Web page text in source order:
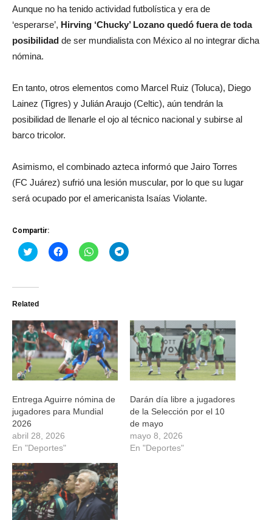
Aunque no ha tenido actividad futbolística y era de
‘esperarse’, Hirving ‘Chucky’ Lozano quedó fuera de toda
posibilidad de ser mundialista con México al no integrar dicha
nómina.
En tanto, otros elementos como Marcel Ruiz (Toluca), Diego
Lainez (Tigres) y Julián Araujo (Celtic), aún tendrán la
posibilidad de llenarle el ojo al técnico nacional y subirse al
barco tricolor.
Asimismo, el combinado azteca informó que Jairo Torres
(FC Juárez) sufrió una lesión muscular, por lo que su lugar
será ocupado por el americanista Isaías Violante.
Compartir:
Haz
clic
Twitter
abre
una
ventana
nueva)
Haz
clic
una
ventana
nueva)
Haz
clic
una
ventana
nueva)
Haz
clic
una
ventana
nueva)
Related
Entrega Aguirre nómina de
jugadores para Mundial
2026
abril 28, 2026
En "Deportes"
Darán día libre a jugadores
de la Selección por el 10
de mayo
mayo 8, 2026
En "Deportes"